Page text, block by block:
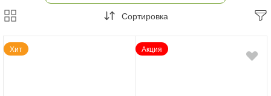
Сортировка
Хит Акция